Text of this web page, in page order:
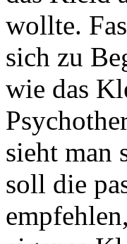
wollte.
sich zu
wie das
sieht man
soll die